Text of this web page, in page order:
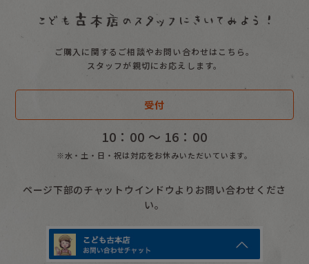
ご購入に関するご相談やお問い合わせはこちら。
スタッフが親切にお応えします。
受付
10：00 〜 16：00
※水・土・日・祝は対応をお休みいただいています。
ページ下部のチャットウインドウよりお問い合わせくださ
い。